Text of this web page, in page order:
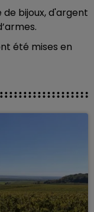
de bijoux, d'argent
été mises en